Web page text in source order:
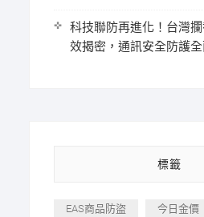
科技聯防再進化！台灣
效揭密，通訊安全防護
標籤
EAS商品防盜 今日金價